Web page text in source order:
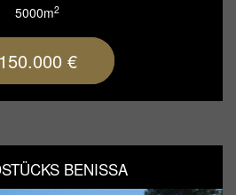
5000m2
150.000 €
BENISSA